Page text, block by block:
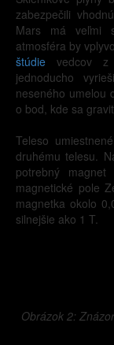
zabezpečili
Mars má veľmi
atmosféra by
štúdie vedcov z
jednoducho
neseného umelou
o bod, kde sa
Teleso
druhému telesu.
potrebný
magnetické pole
magnetka okolo
silnejšie ako 1 T.
Obrázok 2: